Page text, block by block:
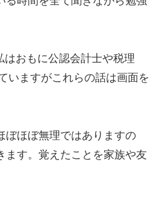
はおもに公認会計士や税理
いますがこれらの話は画面を
ほぼ無理ではありますの
ます。覚えたことを家族や友